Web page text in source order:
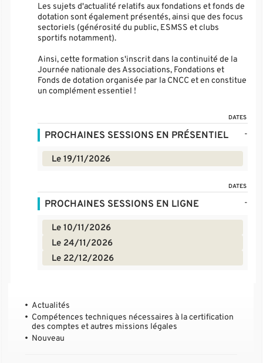
Les sujets d'actualité relatifs aux fondations et fonds de
dotation sont également présentés, ainsi que des focus
sectoriels (générosité du public, ESMSS et clubs
sportifs notamment).
Ainsi, cette formation s'inscrit dans la continuité de la
Journée nationale des Associations, Fondations et
Fonds de dotation organisée par la CNCC et en constitue
un complément essentiel !
DATES
PROCHAINES SESSIONS EN PRÉSENTIEL -
Le 19/11/2026
DATES
PROCHAINES SESSIONS EN LIGNE -
Le 10/11/2026
Le 24/11/2026
Le 22/12/2026
Actualités
Compétences techniques nécessaires à la certification
des comptes et autres missions légales
Nouveau